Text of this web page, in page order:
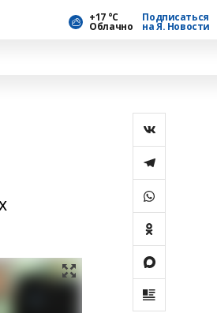
+17 °С
Облачно
Подписаться
на Я. Новости